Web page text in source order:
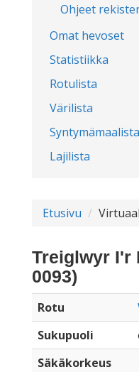
Ohjeet
Omat hevoset
Statistiikka
Rotulista
Värilista
Syntymämaalista
Lajilista
Etusivu
Treiglwyr I'r
0093)
Rotu
Sukupuoli
Säkäkorkeus